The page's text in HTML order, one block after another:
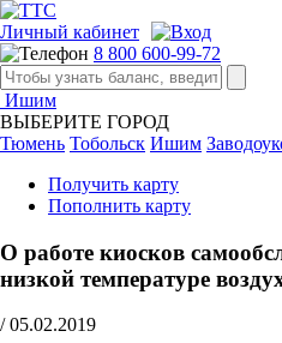
Личный кабинет
8 800 600-99-72
Ишим
ВЫБЕРИТЕ ГОРОД
Тюмень Тобольск Ишим
Получить карту
Пополнить карту
О работе киосков
низкой температуре
/ 05.02.2019